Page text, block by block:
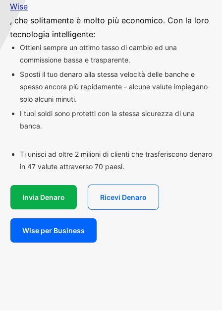
Wise
, che solitamente è molto più economico. Con la loro
tecnologia intelligente:
Ottieni sempre un ottimo tasso di cambio ed una
commissione bassa e trasparente.
Sposti il tuo denaro alla stessa velocità delle banche e
spesso ancora più rapidamente - alcune valute impiegano
solo alcuni minuti.
I tuoi soldi sono protetti con la stessa sicurezza di una
banca.
Ti unisci ad oltre 2 milioni di clienti che trasferiscono denaro
in 47 valute attraverso 70 paesi.
Invia Denaro Ricevi Denaro
Wise per Business